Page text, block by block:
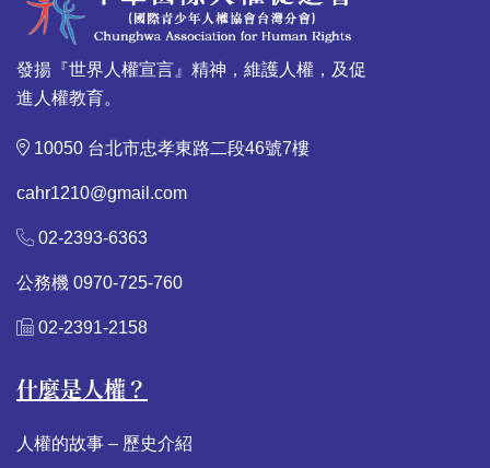
發揚『世界人權宣言』精神，維護人權，及促
進人權教育。
10050 台北市忠孝東路二段46號7樓
cahr1210@gmail.com
02-2393-6363
公務機 0970-725-760
02-2391-2158
什麼是人權？
人權的故事 – 歷史介紹